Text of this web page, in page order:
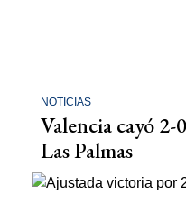
NOTICIAS
Valencia cayó
Las Palmas